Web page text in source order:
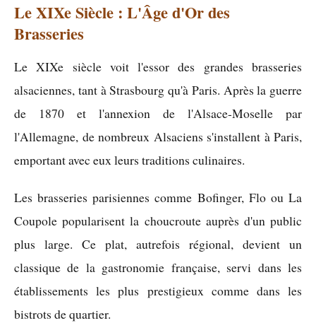
Le XIXe Siècle : L'Âge d'Or des
Brasseries
Le XIXe siècle voit l'essor des grandes brasseries
alsaciennes, tant à Strasbourg qu'à Paris. Après la guerre
de 1870 et l'annexion de l'Alsace-Moselle par
l'Allemagne, de nombreux Alsaciens s'installent à Paris,
emportant avec eux leurs traditions culinaires.
Les brasseries parisiennes comme Bofinger, Flo ou La
Coupole popularisent la choucroute auprès d'un public
plus large. Ce plat, autrefois régional, devient un
classique de la gastronomie française, servi dans les
établissements les plus prestigieux comme dans les
bistrots de quartier.